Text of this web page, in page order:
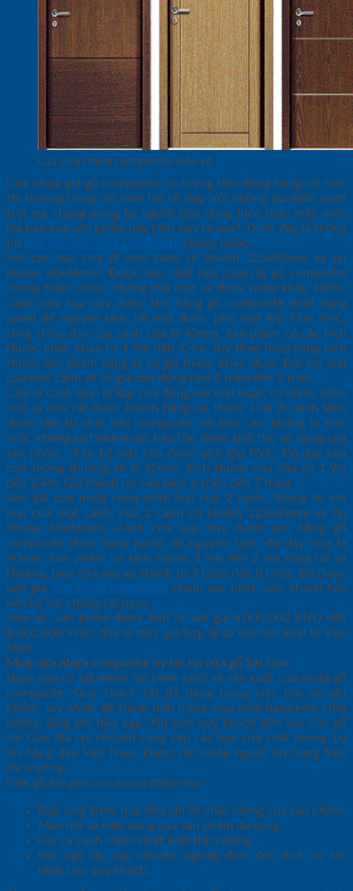
Giá cửa nhựa composite siêu rẻ
Cửa nhựa giả gỗ composite có lượng tiêu dùng bùng nổ trên
thị trường trong vài năm trở lại đây. Với những ưu điểm vượt
trội mà chúng mang lại người tiêu dùng luôn thắc mắc mức
giá bán của sản phẩm này hiện nay ra sao?. Dưới đây là thông
tin
báo giá cửa nhựa composite
chống nước.
Với các loại cửa đi một cánh có khuôn 125x43mm và ốp
khuôn 60x46mm. Được làm chất liệu chính là gỗ composite
chống thấm nước, chống mối mọt và được nhập khẩu 100%.
Cánh cửa loại này được làm bằng gỗ composite dưới dạng
panel để nguyên tấm, bề mặt được phủ một lớp Film PVC,
tổng chiều dày của cánh cửa là 40mm. Sản phẩm có các kích
thước khác nhau từ 1.9m đến 2.4m, tùy theo từng từng kích
thước sản phẩm cũng sẽ có giá thành khác nhau. Đối với loại
của một cánh sẽ có giá dao động tầm 4 triệu đến 5 triệu.
Cửa đi cánh lệnh là loại cửa đóng mở linh hoạt, có nhiều điểm
mới lạ nên rất được khách hàng ưa thích. Cửa đi cánh lệnh
được làm từ chất liệu composite, độ bền cao, không lo mọt
mốc, không sợ thấm nước bảo tồn được tuổi thọ sử dụng của
sản phẩm,. Trên bề mặt cửa được phủ lớp PVC. Độ dày của
cửa thông thường sẽ là 40mm. kích thước của cửa từ 1.9m
đến 2.4m. Giá thành rơi vào mức 6 triệu đến 7 triệu.
Báo giá cửa nhựa composite loại cửa 2 cánh. Tương tự với
loại cửa một cánh, cửa 2 cánh có khuôn 125x43mm và ốp
khuôn 60x46mm. Cánh cửa loại này được làm bằng gỗ
composite dưới dạng panel để nguyên tấm. độ dày cửa là
40mm. Sản phẩm có kích thước 1.9m đến 2.4m rộng rãi và
thoáng. Loại cửa này gá thành từ 7 triệu đến 8 triệu. Để được
báo giá cửa nhựa composite
chính xác nhất, quý khách hãy
liên hệ với chúng tôi ngay.
Tóm lại, sản phẩm được bán ra với giá 4.000.000 VNĐ đến
8.000.000 VNĐ, đây là mức giá hợp lý so với nền kinh tế Việt
Nam.
Mua cửa nhựa composite uy tín tại cửa gỗ Sài Gòn
Ngày nay có rất nhiều rơi phân phối và sản xuất cửa nhựa gỗ
composite. Quý khách rất dễ dàng trong việc tìm và sản
phẩm. Tuy nhiên để tránh tình trạng mua phải hàng kém chất
lượng, lãng phí tiền bạc. Xin mời quý khách đến với cửa gỗ
Sài Gòn địa chỉ chuyên cung cấp các loại cửa chất lượng, uy
tín hàng đầu Việt Nam. Được rất nhiều người tin dùng trên
thị trường.
Cửa gỗ Sài gòn có các ưu điểm như:
Đáp ứng được mọi tiêu chí về chất lượng của sản phẩm.
Mẫu mã và kiểu dáng của sản phẩm đa dạng.
Giá cả cạnh tranh nhất trên thị trường.
Đội ngũ lắp ráp chuyên nghiệp đem đến dịch vụ tốt
nhất cho quý khách.